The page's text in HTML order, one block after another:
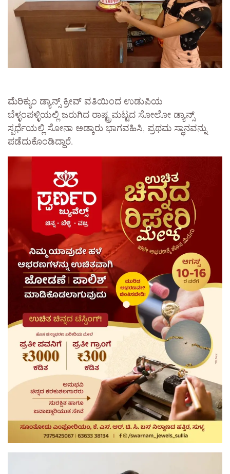
ಮೆರಿಕ್ಯುಂ ಡ್ಯಾನ್ಸ್ ಕ್ರೀವ್ ವತಿಯಿಂದ ಉಡುಪಿಯ
ಬೆಳ್ಳಂಪಳ್ಳಿಯಲ್ಲಿ ಜರುಗಿದ ರಾಷ್ಟ್ರಮಟ್ಟದ ಸೋಲೋ ಡ್ಯಾನ್ಸ್
ಸ್ಪರ್ಧೆಯಲ್ಲಿ ಸೋನಾ ಅಡ್ಕಾರು ಭಾಗವಹಿಸಿ, ಪ್ರಥಮ ಸ್ಥಾನವನ್ನು
ಪಡೆದುಕೊಂಡಿದ್ದಾರೆ.